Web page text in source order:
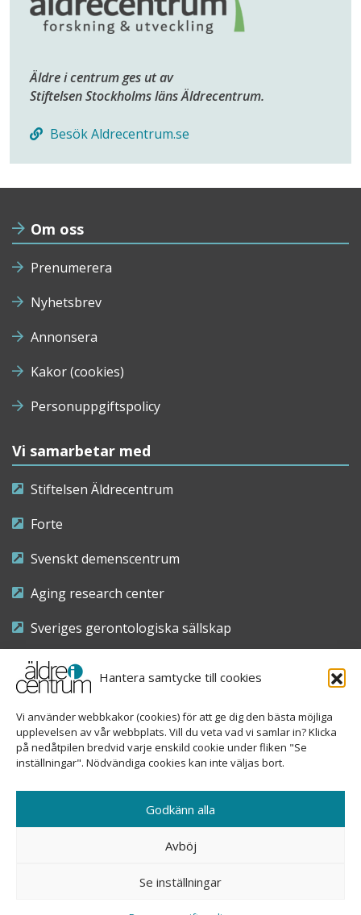
Hantera samtycke till cookies
Vi använder webbkakor (cookies) för att ge dig den bästa möjliga
upplevelsen av vår webbplats. Vill du veta vad vi samlar in? Klicka
på nedåtpilen bredvid varje enskild cookie under fliken "Se
inställningar". Nödvändiga cookies kan inte väljas bort.
Godkänn alla
Avböj
Se inställningar
Äldre i centrum ges ut av
Stiftelsen Stockholms läns Äldrecentrum.
Besök Aldrecentrum.se
Om oss
Prenumerera
Nyhetsbrev
Annonsera
Kakor (cookies)
Personuppgiftspolicy
Vi samarbetar med
Stiftelsen Äldrecentrum
Forte
Svenskt demenscentrum
Aging research center
Sveriges gerontologiska sällskap
Riksföreningen för sjuksköterskor inom äldre- och
demensvård
Nationellt kompetenscentrum anhöriga
Sveavägen 155, 113 46 Stockholm
08-690 58 84
info@aldreicentrum.se